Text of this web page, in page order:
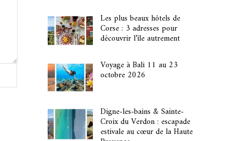
Les plus beaux hôtels de
Corse : 3 adresses pour
découvrir l’île autrement
Voyage à Bali 11 au 23
octobre 2026
Digne-les-bains & Sainte-
Croix du Verdon : escapade
estivale au cœur de la Haute